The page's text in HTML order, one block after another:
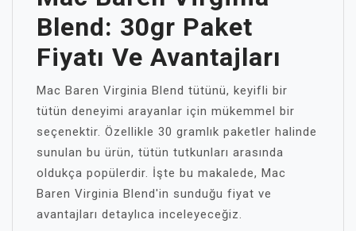
Blend: 30gr Paket
Fiyatı Ve Avantajları
Mac Baren Virginia Blend tütünü, keyifli bir
tütün deneyimi arayanlar için mükemmel bir
seçenektir. Özellikle 30 gramlık paketler halinde
sunulan bu ürün, tütün tutkunları arasında
oldukça popülerdir. İşte bu makalede, Mac
Baren Virginia Blend'in sunduğu fiyat ve
avantajları detaylıca inceleyeceğiz.